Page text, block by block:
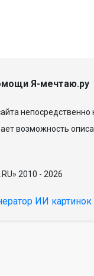
Я-мечтаю.ру
непосредственно
возможность
2010 - 2026
ИИ